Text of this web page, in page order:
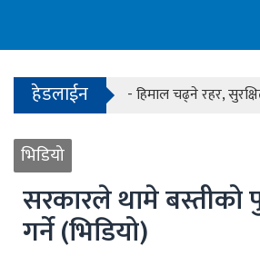
हेडलाईन
- हिमाल चढ्ने रहर,
भिडियो
सरकारले थामे बस्तीको
गर्ने (भिडियो)